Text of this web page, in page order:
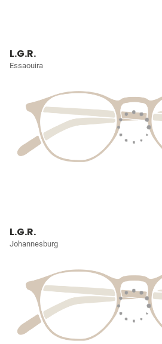
L.G.R.
Essaouira
L.G.R.
Johannesburg